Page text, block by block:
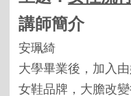
講師簡介
安珮綺
大學畢業後，加入
女鞋品牌，大膽改